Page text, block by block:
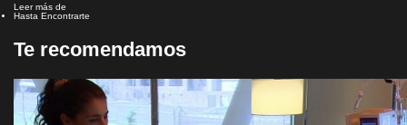
Leer más de
Hasta Encontrarte
Te recomendamos